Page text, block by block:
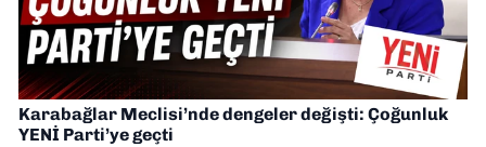
Karabağlar Meclisi’nde dengeler değişti: Çoğunluk
YENİ Parti’ye geçti